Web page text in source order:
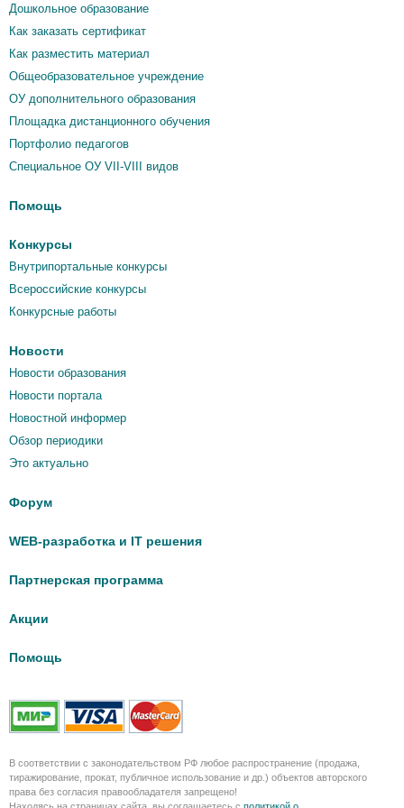
Дошкольное образование
Как заказать сертификат
Как разместить материал
Общеобразовательное учреждение
ОУ дополнительного образования
Площадка дистанционного обучения
Портфолио педагогов
Специальное ОУ VII-VIII видов
Помощь
Конкурсы
Внутрипортальные конкурсы
Всероссийские конкурсы
Конкурсные работы
Новости
Новости образования
Новости портала
Новостной информер
Обзор периодики
Это актуально
Форум
WEB-разработка и IT решения
Партнерская программа
Акции
Помощь
В соответствии с законодательством РФ любое распространение (продажа,
тиражирование, прокат, публичное использование и др.) объектов авторского
права без согласия правообладателя запрещено!
Находясь на страницах сайта, вы соглашаетесь с политикой о